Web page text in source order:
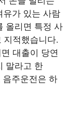
유가 있는 사람
올리면 특정 사
지적했습니다.
대출이 당연
말라고 한
음주운전은 하